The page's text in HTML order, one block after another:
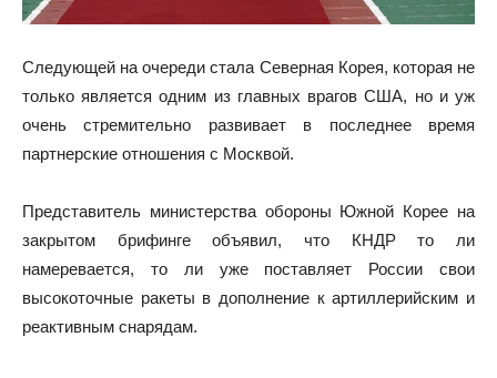
Следующей на очереди стала Северная Корея, которая не
только является одним из главных врагов США, но и уж
очень стремительно развивает в последнее время
партнерские отношения с Москвой.
Представитель министерства обороны Южной Корее на
закрытом брифинге объявил, что КНДР то ли
намеревается, то ли уже поставляет России свои
высокоточные ракеты в дополнение к артиллерийским и
реактивным снарядам.